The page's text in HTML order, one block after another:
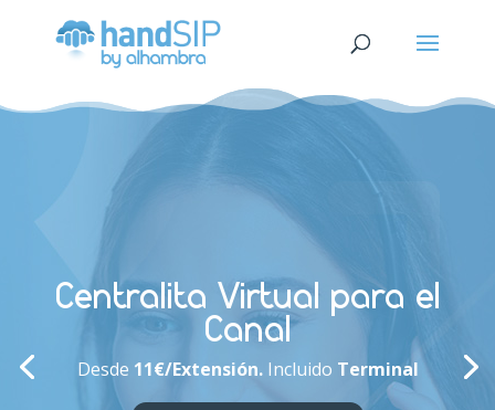
Centralita Virtual para el
Canal
Desde 11€/Extensión. Incluido Terminal